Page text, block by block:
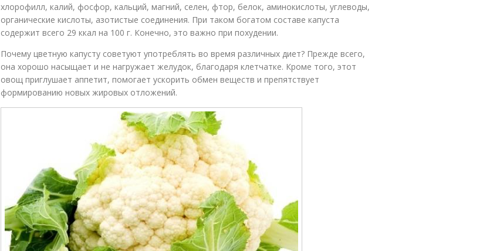
хлорофилл, калий, фосфор, кальций, магний, селен, фтор, белок, аминокислоты, углеводы,
органические кислоты, азотистые соединения. При таком богатом составе капуста
содержит всего 29 ккал на 100 г. Конечно, это важно при похудении.
Почему цветную капусту советуют употреблять во время различных диет? Прежде всего,
она хорошо насыщает и не нагружает желудок, благодаря клетчатке. Кроме того, этот
овощ приглушает аппетит, помогает ускорить обмен веществ и препятствует
формированию новых жировых отложений.